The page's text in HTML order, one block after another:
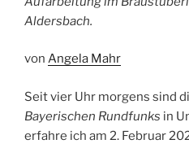
Aldersbach.
von Angela Mahr
Seit vier Uhr morgens sind
Bayerischen Rundfunks in
erfahre ich am 2. Februar